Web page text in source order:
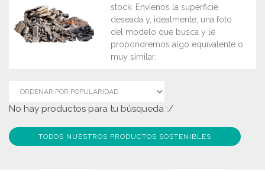
stock. Envíenos la superficie
deseada y, idealmente, una foto
del modelo que busca y le
propondremos algo equivalente o
muy similar.
No hay productos para tu búsqueda :/
TODOS NUESTROS PRODUCTOS SOSTENIBLES